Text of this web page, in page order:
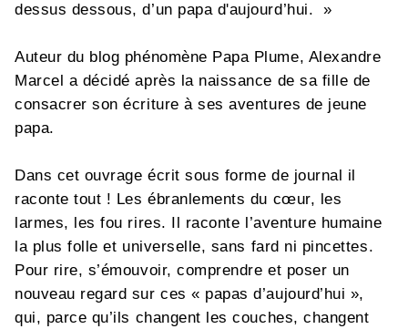
dessus dessous, d’un papa d'aujourd’hui. »
Auteur du blog phénomène Papa Plume, Alexandre
Marcel a décidé après la naissance de sa fille de
consacrer son écriture à ses aventures de jeune
papa.
Dans cet ouvrage écrit sous forme de journal il
raconte tout ! Les ébranlements du cœur, les
larmes, les fou rires. Il raconte l’aventure humaine
la plus folle et universelle, sans fard ni pincettes.
Pour rire, s’émouvoir, comprendre et poser un
nouveau regard sur ces « papas d’aujourd’hui »,
qui, parce qu’ils changent les couches, changent